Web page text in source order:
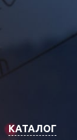
КАТАЛОГ